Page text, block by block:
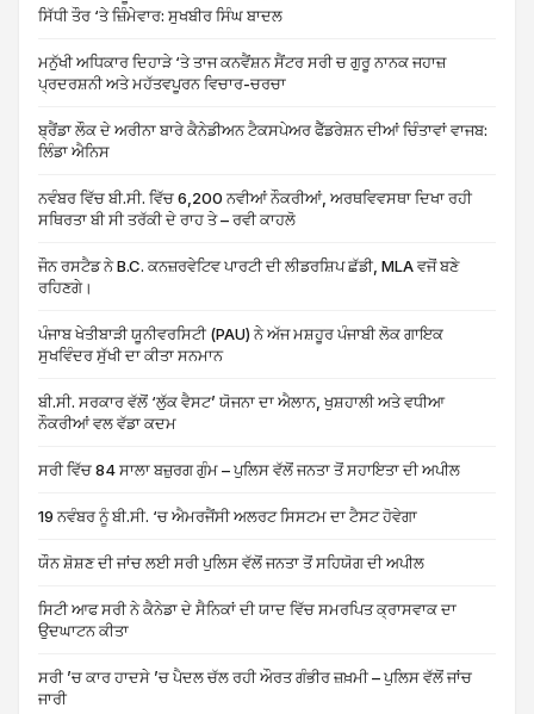
ਸਿੱਧੀ ਤੌਰ ‘ਤੇ ਜ਼ਿੰਮੇਵਾਰ: ਸੁਖਬੀਰ ਸਿੰਘ ਬਾਦਲ
ਮਨੁੱਖੀ ਅਧਿਕਾਰ ਦਿਹਾੜੇ ‘ਤੇ ਤਾਜ ਕਨਵੈਂਸ਼ਨ ਸੈਂਟਰ ਸਰੀ ਚ ਗੁਰੂ ਨਾਨਕ ਜਹਾਜ਼
ਪ੍ਰਦਰਸ਼ਨੀ ਅਤੇ ਮਹੱਤਵਪੂਰਨ ਵਿਚਾਰ-ਚਰਚਾ
ਬ੍ਰੈਂਡਾ ਲੌਕ ਦੇ ਅਰੀਨਾ ਬਾਰੇ ਕੈਨੇਡੀਅਨ ਟੈਕਸਪੇਅਰ ਫੈੱਡਰੇਸ਼ਨ ਦੀਆਂ ਚਿੰਤਾਵਾਂ ਵਾਜਬ:
ਲਿੰਡਾ ਐਨਿਸ
ਨਵੰਬਰ ਵਿੱਚ ਬੀ.ਸੀ. ਵਿੱਚ 6,200 ਨਵੀਆਂ ਨੌਕਰੀਆਂ, ਅਰਥਵਿਵਸਥਾ ਦਿਖਾ ਰਹੀ
ਸਥਿਰਤਾ ਬੀ ਸੀ ਤਰੱਕੀ ਦੇ ਰਾਹ ਤੇ – ਰਵੀ ਕਾਹਲੋ
ਜੌਨ ਰਸਟੈਡ ਨੇ B.C. ਕਨਜ਼ਰਵੇਟਿਵ ਪਾਰਟੀ ਦੀ ਲੀਡਰਸ਼ਿਪ ਛੱਡੀ, MLA ਵਜੋਂ ਬਣੇ
ਰਹਿਣਗੇ।
ਪੰਜਾਬ ਖੇਤੀਬਾੜੀ ਯੂਨੀਵਰਸਿਟੀ (PAU) ਨੇ ਅੱਜ ਮਸ਼ਹੂਰ ਪੰਜਾਬੀ ਲੋਕ ਗਾਇਕ
ਸੁਖਵਿੰਦਰ ਸੁੱਖੀ ਦਾ ਕੀਤਾ ਸਨਮਾਨ
ਬੀ.ਸੀ. ਸਰਕਾਰ ਵੱਲੋਂ ‘ਲੁੱਕ ਵੈਸਟ’ ਯੋਜਨਾ ਦਾ ਐਲਾਨ, ਖੁਸ਼ਹਾਲੀ ਅਤੇ ਵਧੀਆ
ਨੌਕਰੀਆਂ ਵਲ ਵੱਡਾ ਕਦਮ
ਸਰੀ ਵਿੱਚ 84 ਸਾਲਾ ਬਜ਼ੁਰਗ ਗੁੰਮ – ਪੁਲਿਸ ਵੱਲੋਂ ਜਨਤਾ ਤੋਂ ਸਹਾਇਤਾ ਦੀ ਅਪੀਲ
19 ਨਵੰਬਰ ਨੂੰ ਬੀ.ਸੀ. ‘ਚ ਐਮਰਜੈਂਸੀ ਅਲਰਟ ਸਿਸਟਮ ਦਾ ਟੈਸਟ ਹੋਵੇਗਾ
ਯੌਨ ਸ਼ੋਸ਼ਣ ਦੀ ਜਾਂਚ ਲਈ ਸਰੀ ਪੁਲਿਸ ਵੱਲੋਂ ਜਨਤਾ ਤੋਂ ਸਹਿਯੋਗ ਦੀ ਅਪੀਲ
ਸਿਟੀ ਆਫ ਸਰੀ ਨੇ ਕੈਨੇਡਾ ਦੇ ਸੈਨਿਕਾਂ ਦੀ ਯਾਦ ਵਿੱਚ ਸਮਰਪਿਤ ਕ੍ਰਾਸਵਾਕ ਦਾ
ਉਦਘਾਟਨ ਕੀਤਾ
ਸਰੀ ’ਚ ਕਾਰ ਹਾਦਸੇ ’ਚ ਪੈਦਲ ਚੱਲ ਰਹੀ ਔਰਤ ਗੰਭੀਰ ਜ਼ਖ਼ਮੀ – ਪੁਲਿਸ ਵੱਲੋਂ ਜਾਂਚ
ਜਾਰੀ